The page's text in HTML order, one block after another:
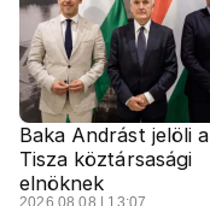
Baka Andrást jelöli a
Tisza köztársasági
elnöknek